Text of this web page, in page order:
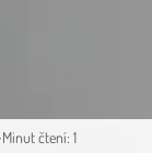
Minut čtení: 1